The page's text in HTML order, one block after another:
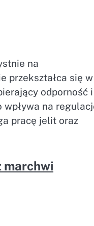
na
przekształca się w
odporność i
wpływa na
pracę jelit oraz
marchwi